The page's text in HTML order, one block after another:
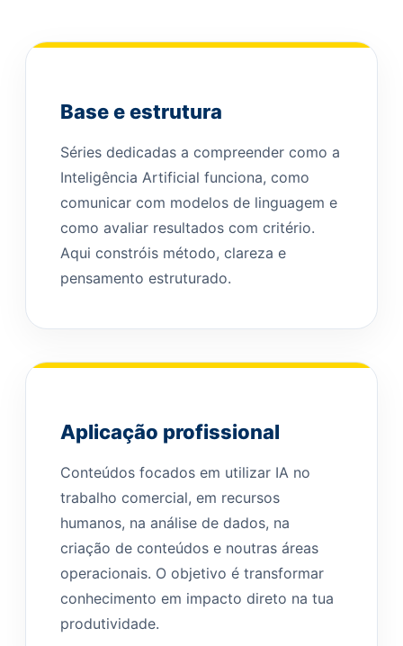
Base e estrutura
Séries dedicadas a compreender como a
Inteligência Artificial funciona, como
comunicar com modelos de linguagem e
como avaliar resultados com critério.
Aqui constróis método, clareza e
pensamento estruturado.
Aplicação profissional
Conteúdos focados em utilizar IA no
trabalho comercial, em recursos
humanos, na análise de dados, na
criação de conteúdos e noutras áreas
operacionais. O objetivo é transformar
conhecimento em impacto direto na tua
produtividade.